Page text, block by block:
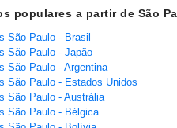
populares a partir de São
São Paulo - Brasil
São Paulo - Japão
São Paulo - Argentina
São Paulo - Estados Unidos
São Paulo - Austrália
São Paulo - Bélgica